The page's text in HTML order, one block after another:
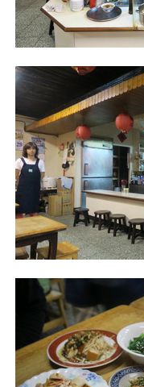
活動實況記錄
媒體報導一覽
合作與代言
訂閱電子報